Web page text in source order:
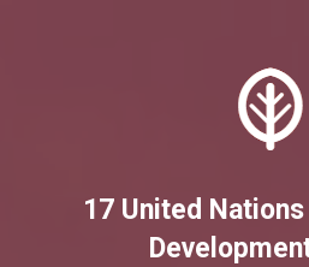
17 United